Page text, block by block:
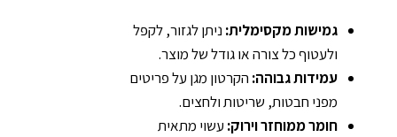
גמישות מקסימלית: ניתן לגזור, לקפל
ולעטוף כל צורה או גודל של מוצר.
עמידות גבוהה: הקרטון מגן על פריטים
מפני חבטות, שריטות ולחצים.
חומר ממוחזר וירוק: עשוי מתאית